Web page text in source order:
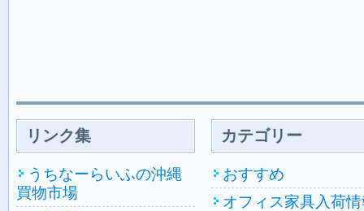
リンク集
うちなーらいふの沖縄
買物市場
カテゴリー
おすすめ
オフィス家具入荷